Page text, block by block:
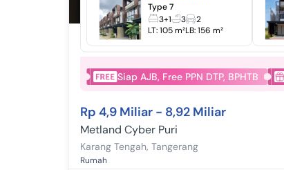
Type 7
3+1
3
2
LT:105 m²LB:156 m²
Siap AJB, Free PPN DTP, BPHTB
Rp 4,9 Miliar - 8,92 Miliar
Metland Cyber Puri
Karang Tengah, Tangerang
Rumah